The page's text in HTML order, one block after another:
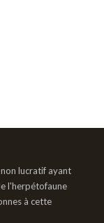
lucratif ayant
l'herpétofaune
à cette